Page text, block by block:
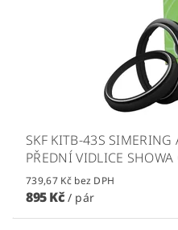
SKF KITB-43S SIMERING
PŘEDNÍ VIDLICE
739,67 Kč bez DPH
895 Kč / pár